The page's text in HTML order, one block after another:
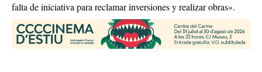
falta de iniciativa para reclamar inversiones y realizar obras».